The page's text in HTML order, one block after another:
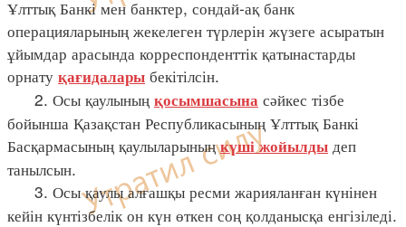
Ұлттық Банкі мен банктер, сондай-ақ банк
операцияларының жекелеген түрлерін жүзеге асыратын
ұйымдар арасында корреспонденттік қатынастарды
орнату қағидалары бекітілсін.
2. Осы қаулының қосымшасына сәйкес тізбе
бойынша Қазақстан Республикасының Ұлттық Банкі
Басқармасының қаулыларыныңкүші жойылды деп
танылсын.
3. Осы қаулы алғашқы ресми жарияланған күнінен
кейін күнтізбелік он күн өткен соң қолданысқа енгізіледі.